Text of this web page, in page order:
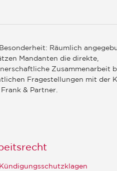
Besonderheit: Räumlich
Mandanten die direkte,
Zusammenarbeit
Fragestellungen mit der
Frank & Partner.
Kündigungsschutzklagen